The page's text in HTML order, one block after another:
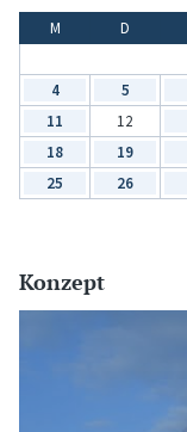
M D
4
5
11
12
18
19
25
26
Konzept